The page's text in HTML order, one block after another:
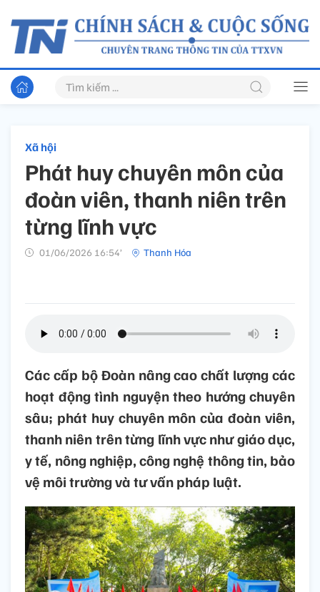
Xã hội
Phát huy chuyên môn của
đoàn viên, thanh niên trên
từng lĩnh vực
01/06/2026 16:54’ Thanh Hóa
Các cấp bộ Đoàn nâng cao chất lượng các
hoạt động tình nguyện theo hướng chuyên
sâu; phát huy chuyên môn của đoàn viên,
thanh niên trên từng lĩnh vực như giáo dục,
y tế, nông nghiệp, công nghệ thông tin, bảo
vệ môi trường và tư vấn pháp luật.